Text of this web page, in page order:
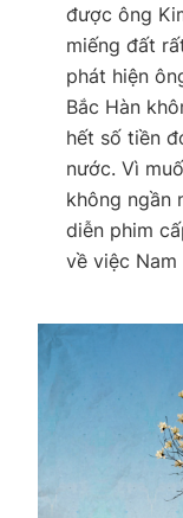
được ông
miếng đất
phát hiện
Bắc Hàn
hết số tiền
nước. Vì
không ngần
diễn phim
về việc Nam